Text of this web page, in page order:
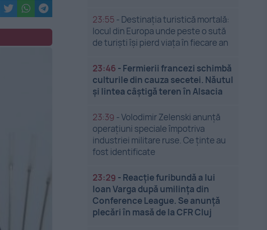
23:55 - Destinația turistică mortală:
locul din Europa unde peste o sută
de turiști își pierd viața în fiecare an
23:46 - Fermierii francezi schimbă
culturile din cauza secetei. Năutul
și lintea câștigă teren în Alsacia
23:39 -Volodimir Zelenski anunță
operațiuni speciale împotriva
industriei militare ruse. Ce ținte au
fost identificate
23:29 - Reacție furibundă a lui
Ioan Varga după umilința din
Conference League. Se anunță
plecări în masă de la CFR Cluj